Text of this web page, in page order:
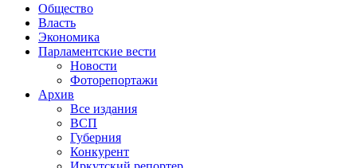
Общество
Власть
Экономика
Парламентские вести
Новости
Фоторепортажи
Архив
Все издания
ВСП
Губерния
Конкурент